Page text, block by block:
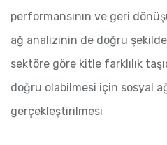
performansının ve geri
ağ analizinin de doğru şekilde
sektöre göre kitle farklılık
doğru olabilmesi için sosyal
gerçekleştirilmesi